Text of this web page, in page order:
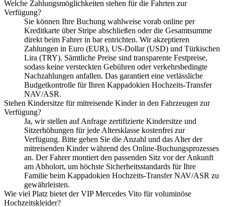
Welche Zahlungsmöglichkeiten stehen für die Fahrten zur
Verfügung?
Sie können Ihre Buchung wahlweise vorab online per
Kreditkarte über Stripe abschließen oder die Gesamtsumme
direkt beim Fahrer in bar entrichten. Wir akzeptieren
Zahlungen in Euro (EUR), US-Dollar (USD) und Türkischen
Lira (TRY). Sämtliche Preise sind transparente Festpreise,
sodass keine versteckten Gebühren oder verkehrsbedingte
Nachzahlungen anfallen. Das garantiert eine verlässliche
Budgetkontrolle für Ihren Kappadokien Hochzeits-Transfer
NAV/ASR.
Stehen Kindersitze für mitreisende Kinder in den Fahrzeugen zur
Verfügung?
Ja, wir stellen auf Anfrage zertifizierte Kindersitze und
Sitzerhöhungen für jede Altersklasse kostenfrei zur
Verfügung. Bitte geben Sie die Anzahl und das Alter der
mitreisenden Kinder während des Online-Buchungsprozesses
an. Der Fahrer montiert den passenden Sitz vor der Ankunft
am Abholort, um höchste Sicherheitsstandards für Ihre
Familie beim Kappadokien Hochzeits-Transfer NAV/ASR zu
gewährleisten.
Wie viel Platz bietet der VIP Mercedes Vito für voluminöse
Hochzeitskleider?